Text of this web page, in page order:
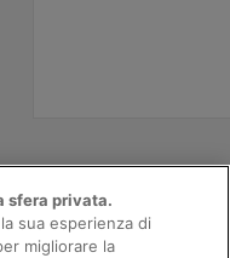
sfera privata.
sua esperienza di
migliorare la